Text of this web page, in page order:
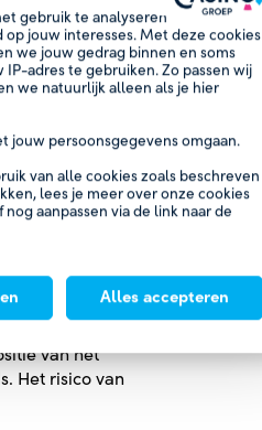
gebruik te analyseren
jouw interesses. Met deze cookies
we jouw gedrag binnen en soms
adres te gebruiken. Zo passen wij
we natuurlijk alleen als je hier
jouw persoonsgegevens omgaan.
van alle cookies zoals beschreven
lees je meer over onze cookies
aanpassen via de link naar de
Alles accepteren
waarvan 17%
contract
winst- en
tot
vast,
hierbij gelijk
betrekking
van het
Het risico van